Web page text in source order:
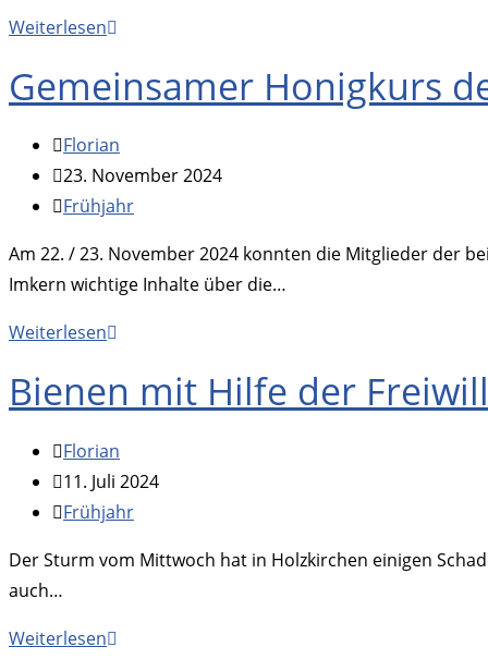
WeiterlesenKnospenführung
Gemeinsamer Honigkurs
Beitrags-
Autor:
Florian
Beitrag
veröffentlicht:
23. November 2024
Beitrags-
Frühjahr
Am 22. / 23. November 2024 konnten die Mitglieder der
Imkern wichtige Inhalte über die…
WeiterlesenGemeinsamer
des
Gmund
und
der
Bienen mit Hilfe der
Beitrags-
Autor:
Florian
Beitrag
veröffentlicht:
11. Juli 2024
Beitrags-
Frühjahr
Der Sturm vom Mittwoch hat in Holzkirchen einigen
auch…
WeiterlesenBienen